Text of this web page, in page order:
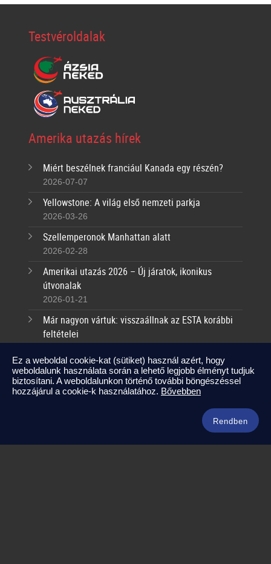
Testvéroldalak
Amerika utazás hírek
Miért beszélnek franciául Kanada egy részén?
2026-07-07
Yellowstone: A világ első nemzeti parkja
2026-03-26
Szellemperonok Manhattan alatt
2026-02-28
Amerikai utazás 2026 – Új járatok, ikonikus
útvonalak
2026-01-21
Már nagyon vártuk: visszaállnak az ESTA korábbi
feltételei
Kapcsolat
Ez a weboldal cookie-kat (sütiket) használ azért, hogy
weboldalunk használata során a lehető legjobb élményt tudjuk
biztosítani. A weboldalunkon történő további böngészéssel
hozzájárul a cookie-k használatához. Bővebben
Rendben